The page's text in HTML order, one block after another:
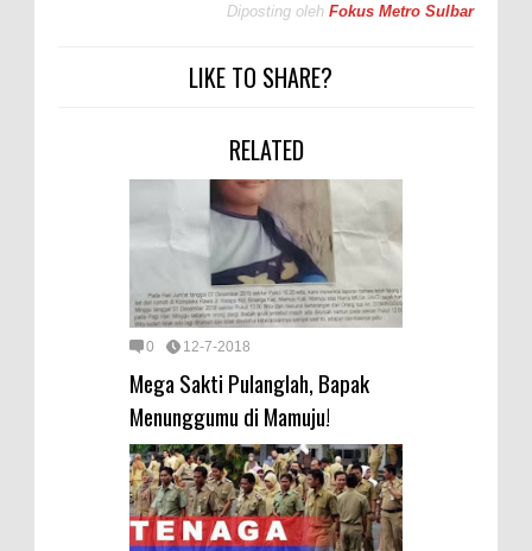
Diposting oleh Fokus Metro Sulbar
LIKE TO SHARE?
RELATED
0 12-7-2018
Mega Sakti Pulanglah, Bapak
Menunggumu di Mamuju!